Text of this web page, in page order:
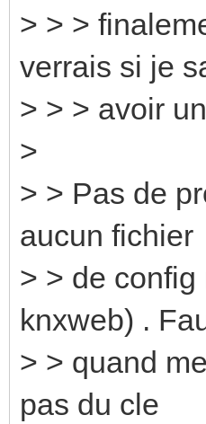
> > >
verrais si je
> > > avoir
>
> > Pas de
aucun fichier
> > de
knxweb) .
> > quand
pas du cle